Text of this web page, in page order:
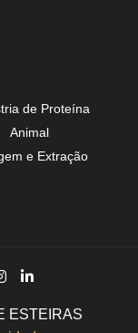
de Proteína
Animal
e Extração
ESTEIRAS